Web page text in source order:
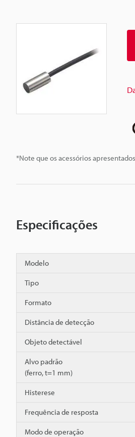
*Note que os acessórios
Especificações
Modelo
Tipo
Formato
Distância de detecção
Objeto detectável
Alvo padrão
(ferro, t=1 mm)
Histerese
Frequência de resposta
Modo de operação